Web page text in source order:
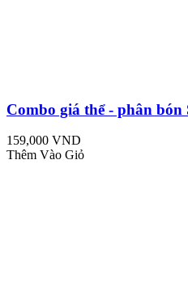
Combo giá thể - phân
159,000 VND
Thêm Vào Giỏ